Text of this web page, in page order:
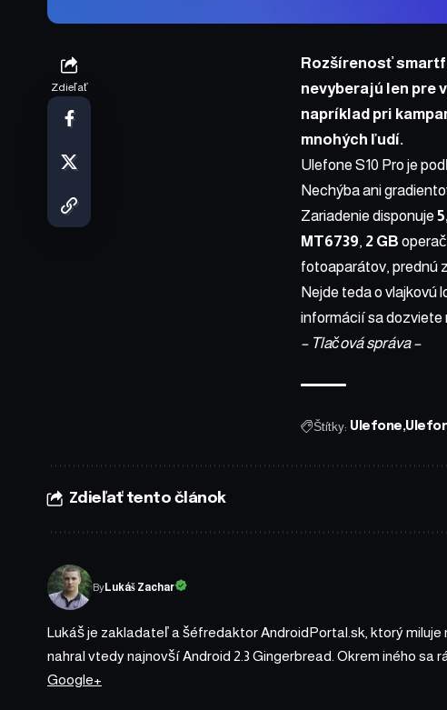
Zdieľať
Rozšírenosť
nevyberajú len pre
napríklad pri
mnohých ľudí.
Ulefone S10 Pro je
Nechýba ani
Zariadenie disponuje
MT6739, 2 GB
fotoaparátov, prednú
Nejde teda o vlajkovú
informácií sa dozviete
– Tlačová správa –
Štítky: Ulefone
Zdieľať tento článok
ByLukáš Zachar
Lukáš je zakladateľ a šéfredaktor AndroidPortal.sk, ktorý
nahral vtedy najnovší Android 2.3 Gingerbread. Okrem iného
Google+